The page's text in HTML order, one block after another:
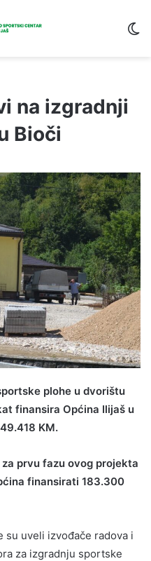
na izgradnji
Bioči
plohe u dvorištu
finansira Općina Ilijaš u
KM.
prvu fazu ovog projekta
finansirati 183.300
su uveli izvođače radova i
za izgradnju sportske